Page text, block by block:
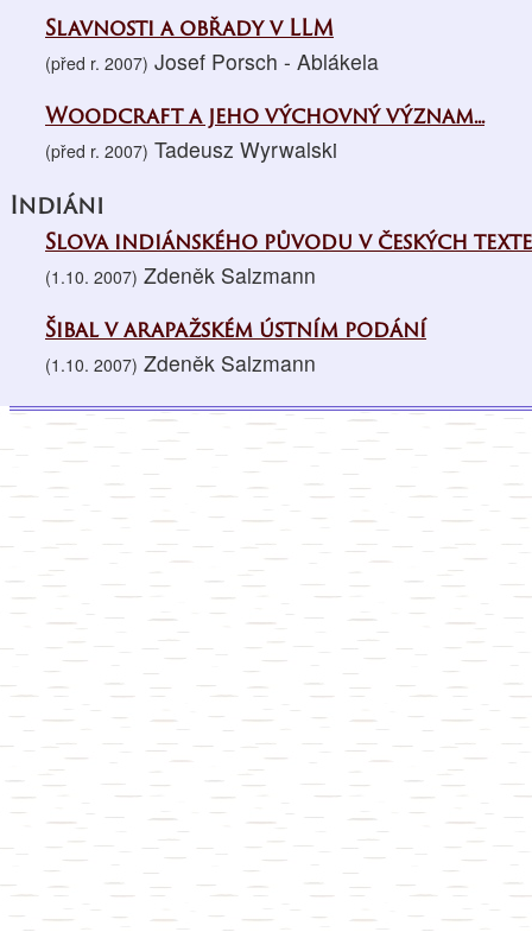
Slavnosti a obřady v LLM
(před r. 2007) Josef Porsch - Ablákela
Woodcraft a jeho výchovný význam...
(před r. 2007) Tadeusz Wyrwalski
Indiáni
Slova indiánského původu v českých
(1.10. 2007) Zdeněk Salzmann
Šibal v arapažském ústním podání
(1.10. 2007) Zdeněk Salzmann